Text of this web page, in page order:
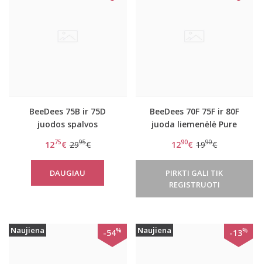
BeeDees 75B ir 75D
juodos spalvos
1275€ 2995€
DAUGIAU
BeeDees 70F 75F ir 80F
juoda liemenėlė Pure
1290€ 1990€
PIRKTI GALI TIK
REGISTRUOTI
Naujiena -54% Naujiena -13%